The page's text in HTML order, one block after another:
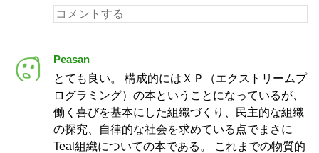
Peasan
とても良い。 構成的にはＸＰ（エクストリームプ
ログラミング）の本ということになっているが、
働く喜びを基本にした組織づくり、民主的な組織
の探究、自律的な社会を求めている点でまさに
Teal組織についての本である。 これまでの物質的